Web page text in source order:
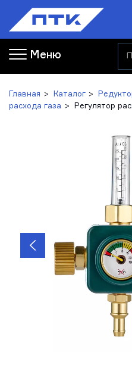
Меню
Главная Каталог
расхода газа
Регулятор